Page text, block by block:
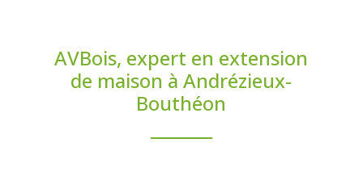
AVBois, expert en extension
de maison à Andrézieux-
Bouthéon